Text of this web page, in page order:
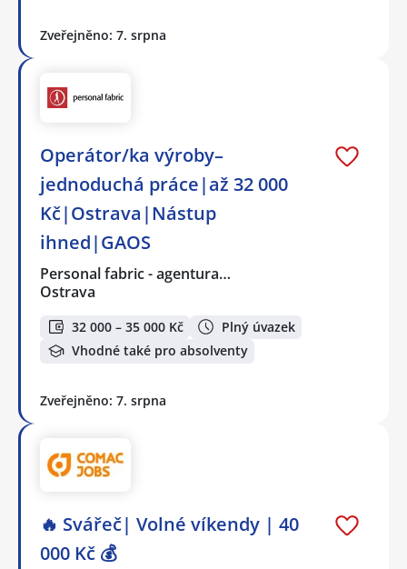
Zveřejněno: 7. srpna
Operátor/ka výroby–
jednoduchá práce|až 32 000
Kč|Ostrava|Nástup
ihned|GAOS
Personal fabric - agentura…
Ostrava
32 000 – 35 000 Kč
Plný úvazek
Vhodné také pro absolventy
Zveřejněno: 7. srpna
🔥 Svářeč| Volné víkendy | 40
000 Kč 💰